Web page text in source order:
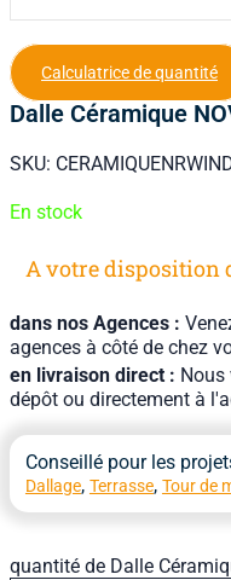
Calculatrice de quantité
Dalle Céramique
SKU:
En stock
A votre disposition
dans nos Agences :
agences à côté de chez
en livraison direct :
dépôt ou directement à
Conseillé pour les
Dallage, Terrasse, Tour de
quantité de Dalle